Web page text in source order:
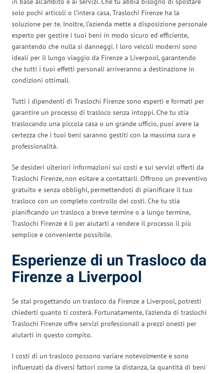
solo pochi articoli o l’intera casa, Traslochi Firenze ha la
soluzione per te. Inoltre, l’azienda mette a disposizione personale
esperto per gestire i tuoi beni in modo sicuro ed efficiente,
garantendo che nulla si danneggi. I loro veicoli moderni sono
ideali per il lungo viaggio da Firenze a Liverpool, garantendo
che tutti i tuoi effetti personali arriveranno a destinazione in
condizioni ottimali.
Tutti i dipendenti di Traslochi Firenze sono esperti e formati per
garantire un processo di trasloco senza intoppi. Che tu stia
traslocando una piccola casa o un grande ufficio, puoi avere la
certezza che i tuoi beni saranno gestiti con la massima cura e
professionalità.
Se desideri ulteriori informazioni sui costi e sui servizi offerti da
Traslochi Firenze, non esitare a contattarli. Offrono un preventivo
gratuito e senza obblighi, permettendoti di pianificare il tuo
trasloco con un completo controllo dei costi. Che tu stia
pianificando un trasloco a breve termine o a lungo termine,
Traslochi Firenze è lì per aiutarti a rendere il processo il più
semplice e conveniente possibile.
Esperienze di un Trasloco da
Firenze a Liverpool
Se stai progettando un trasloco da Firenze a Liverpool, potresti
chiederti quanto ti costerà. Fortunatamente, l’azienda di traslochi
Traslochi Firenze offre servizi professionali a prezzi onesti per
aiutarti in questo compito.
I costi di un trasloco possono variare notevolmente e sono
influenzati da diversi fattori come la distanza, la quantità di beni